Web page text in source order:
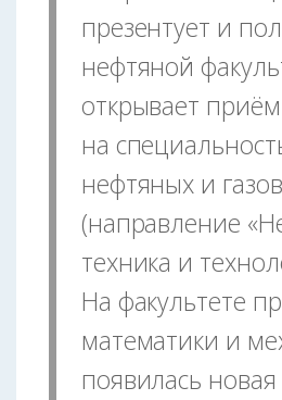
презентует и
нефтяной
открывает приём
на
нефтяных и
(направление
техника и
На факультете
математики и
появилась новая